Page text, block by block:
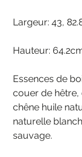
Largeur: 43,
Hauteur:
Essences de
couer de hêtre,
chêne huile
naturelle
sauvage.